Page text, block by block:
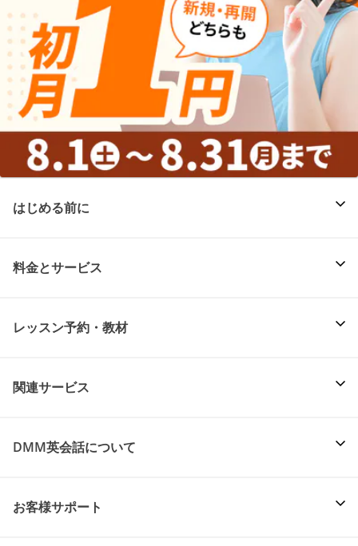
はじめる前に
料金とサービス
レッスン予約・教材
関連サービス
DMM英会話について
お客様サポート